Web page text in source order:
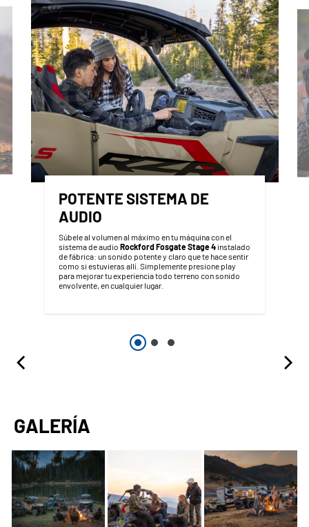
POTENTE SISTEMA DE
AUDIO
Súbele al volumen al máximo en tu máquina con el
sistema de audio Rockford Fosgate Stage 4instalado
de fábrica: un sonido potente y claro que te hace sentir
como si estuvieras allí. Simplemente presione play
para mejorar tu experiencia todo terreno con sonido
envolvente, en cualquier lugar.
GALERÍA